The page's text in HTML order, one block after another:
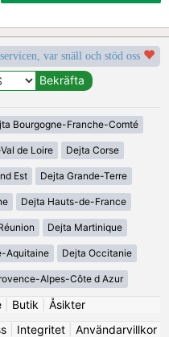
var snäll och stöd oss
Bourgogne-Franche-Comté
de Loire Dejta Corse
Est Dejta Grande-Terre
Dejta Hauts-de-France
Dejta Martinique
Aquitaine Dejta Occitanie
Alpes-Côte d Azur
| Butik
Åsikter
| Integritet| Användarvillkor